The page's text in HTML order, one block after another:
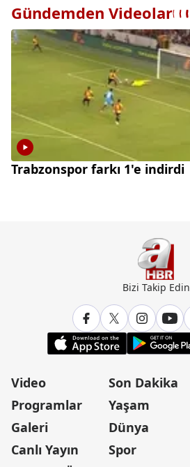
Gündemden Videolar
Trabzonspor farkı 1'e indirdi
Bizi Takip Edin
Video
Programlar
Galeri
Canlı Yayın
Son Dakika
Yaşam
Dünya
Spor